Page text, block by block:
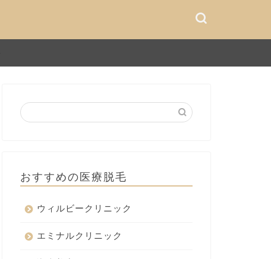
おすすめの医療脱毛
ウィルビークリニック
エミナルクリニック